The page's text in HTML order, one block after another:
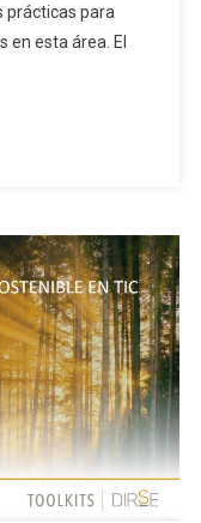
prácticas para
en esta área. El